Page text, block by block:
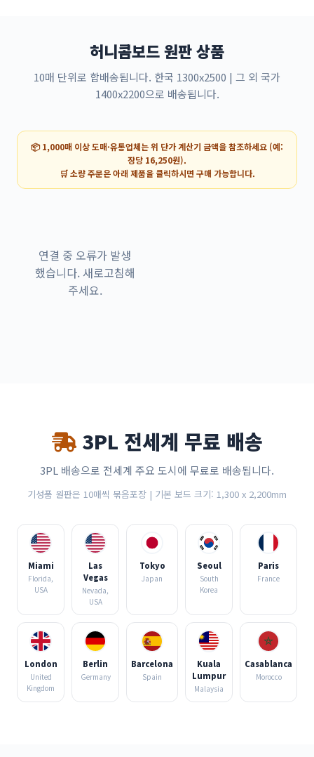
허니콤보드 원판 상품
10매 단위로 합배송됩니다. 한국 1300x2500 | 그 외 국가
1400x2200으로 배송됩니다.
📦 1,000매 이상 도매·유통업체는 위 단가 계산기 금액을 참조하세요 (예:
장당 16,250원).
🛒 소량 주문은 아래 제품을 클릭하시면 구매 가능합니다.
연결 중 오류가 발생
했습니다. 새로고침해
주세요.
3PL 전세계 무료 배송
3PL 배송으로 전세계 주요 도시에 무료로 배송됩니다.
기성품 원판은 10매씩 묶음포장 | 기본 보드 크기: 1,300 x 2,200mm
Miami
Florida,
USA
Las
Vegas
Nevada,
USA
Tokyo
Japan
Seoul
South
Korea
Paris
France
London
United
Kingdom
Berlin
Germany
Barcelona
Spain
Kuala
Lumpur
Malaysia
Casablanca
Morocco